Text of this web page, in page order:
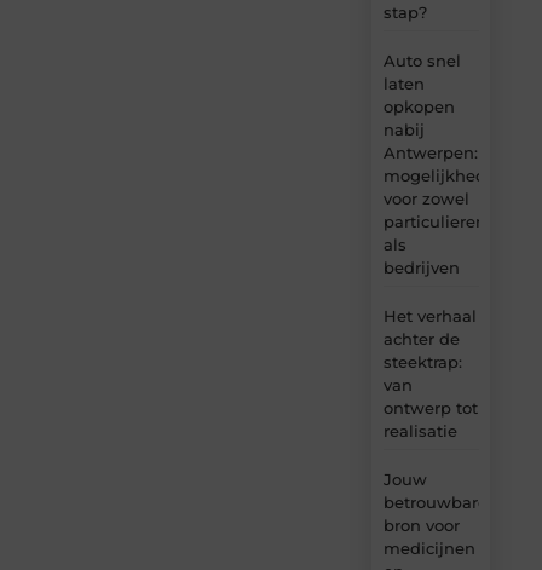
stap?
Auto snel
laten
opkopen
nabij
Antwerpen:
mogelijkheden
voor zowel
particulieren
als
bedrijven
Het verhaal
achter de
steektrap:
van
ontwerp tot
realisatie
Jouw
betrouwbare
bron voor
medicijnen